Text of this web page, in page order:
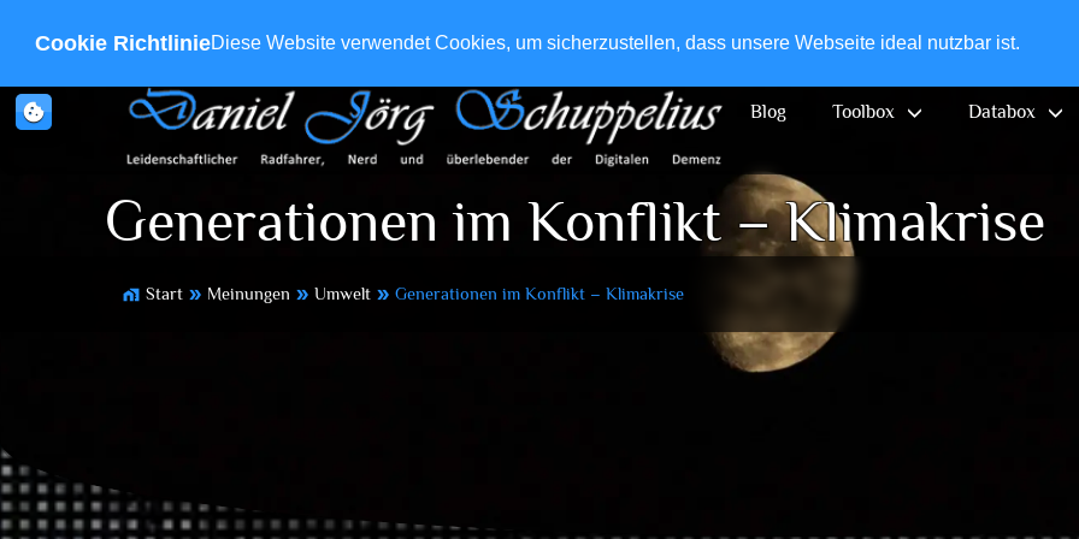
Cookie RichtlinieDiese Website verwendet Cookies, um sicherzustellen, dass unsere Webseite ideal nutzbar ist.
Blog Toolbox Databox
Generationen im Konflikt – Klimakrise
home_work Start double_arrow Meinungen double_arrow Umwelt double_arrow Generationen im Konflikt – Klimakrise
cookie